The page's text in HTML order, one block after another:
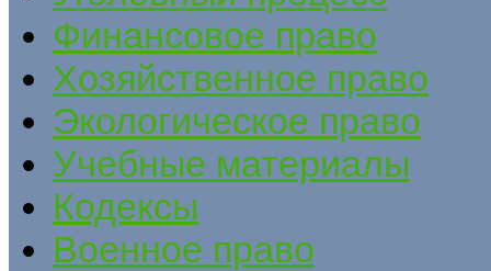
Финансовое право
Хозяйственное право
Экологическое право
Учебные материалы
Кодексы
Военное право